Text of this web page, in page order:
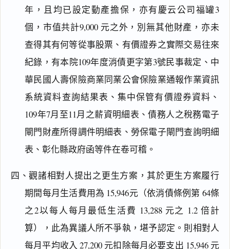
年，且均已設定動產擔保，亦有慶云公司福罐3
個，市值共計9,000 元之外，別無其他財產，亦未
查得其有何等從事股票、有價證券之實際交易往來
紀錄，有本院109年度消債更字第3號民事裁定、中
華民國人壽保險商業同業公會保險業通報作業資訊
系統資料查詢結果表、集中保管有價證券資料、
109年7月至11月之薪資明細表、債務人之稅務電子
閘門財產所得調件明細表、勞保電子閘門查詢明細
表、彰化縣政府函等件在卷可稽。
四、觀諸相對人提出之更生方案，其於更生方案履行
期間每月生活費用為 15,946元（依消債條例第 64條
之2以每人每月最低生活費 13,288 元之 1.2 倍計
算），此為異議人所不爭執，堪予認定。則相對人
每月平均收入 27,200 元扣除每月必要支出 15,946 元